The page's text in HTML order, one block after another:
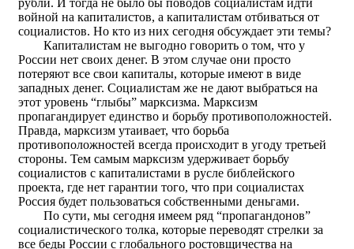
рубли. И тогда не было бы поводов социалистам идти
войной на капиталистов, а капиталистам отбиваться от
социалистов. Но кто из них сегодня обсуждает эти темы?
Капиталистам не выгодно говорить о том, что у
России нет своих денег. В этом случае они просто
потеряют все свои капиталы, которые имеют в виде
западных денег. Социалистам же не дают выбраться на
этот уровень “глыбы” марксизма. Марксизм
пропагандирует единство и борьбу противоположностей.
Правда, марксизм утаивает, что борьба
противоположностей всегда происходит в угоду третьей
стороны. Тем самым марксизм удерживает борьбу
социалистов с капиталистами в русле библейского
проекта, где нет гарантии того, что при социалистах
Россия будет пользоваться собственными деньгами.
По сути, мы сегодня имеем ряд “пропагандонов”
социалистического толка, которые переводят стрелки за
все беды России с глобального ростовщичества на